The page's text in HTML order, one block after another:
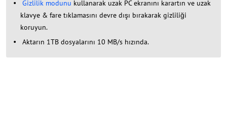
Gizlilik modunu kullanarak uzak PC ekranını karartın ve uzak
klavye & fare tıklamasını devre dışı bırakarak gizliliği
koruyun.
Aktarın 1TB dosyalarını 10 MB/s hızında.